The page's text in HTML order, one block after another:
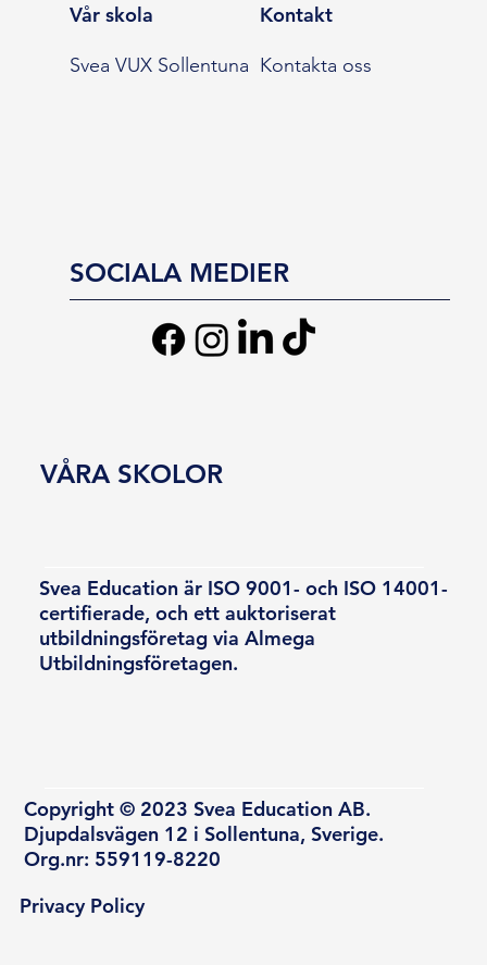
Vår skola
Svea VUX Sollentuna
Kontakt
Kontakta oss
SOCIALA MEDIER
Svea Education är ISO 9001- och ISO 14001-
certifierade, och ett auktoriserat
utbildningsföretag via Almega
Utbildningsföretagen.
Copyright © 2023 Svea Education AB.
Djupdalsvägen 12 i Sollentuna, Sverige.
Org.nr: 559119-8220
VÅRA SKOLOR
Privacy Policy